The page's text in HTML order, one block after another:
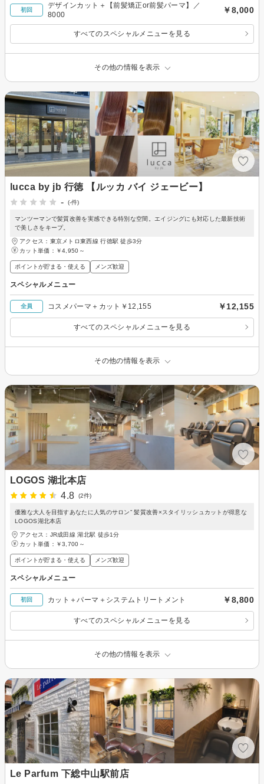
初回
デザインカット＋【前髪矯正or前髪パーマ】／
8000
￥8,000
すべてのスペシャルメニューを見る
その他の情報を表示
lucca by jb 行徳 【ルッカ バイ ジェービー】
-
(-件)
マンツーマンで髪質改善を実感できる特別な空間。エイジングにも対応した最新技術
で美しさをキープ。
アクセス：東京メトロ東西線 行徳駅 徒歩3分
カット単価： ￥4,950～
ポイントが貯まる・使える メンズ歓迎
スペシャルメニュー
全員 コスメパーマ＋カット￥12,155 ￥12,155
すべてのスペシャルメニューを見る
その他の情報を表示
LOGOS 湖北本店
4.8
(2件)
優雅な大人を目指すあなたに人気のサロン” 髪質改善×スタイリッシュカットが得意な
LOGOS湖北本店
アクセス：JR成田線 湖北駅 徒歩1分
カット単価： ￥3,700～
ポイントが貯まる・使える メンズ歓迎
スペシャルメニュー
初回 カット＋パーマ＋システムトリートメント ￥8,800
すべてのスペシャルメニューを見る
その他の情報を表示
Le Parfum 下総中山駅前店